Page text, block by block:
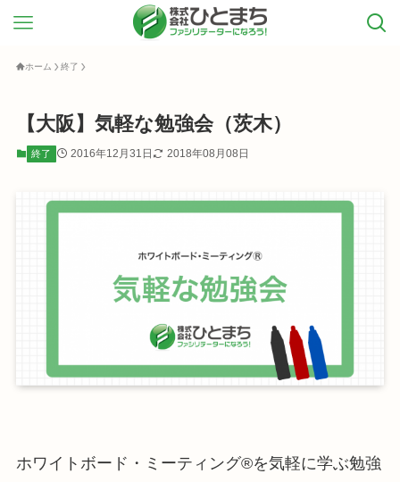
ホーム 終了
【大阪】気軽な勉強会（茨木）
終了 2016年12月31日 2018年08月08日
ホワイトボード・ミーティング®を気軽に学ぶ勉強